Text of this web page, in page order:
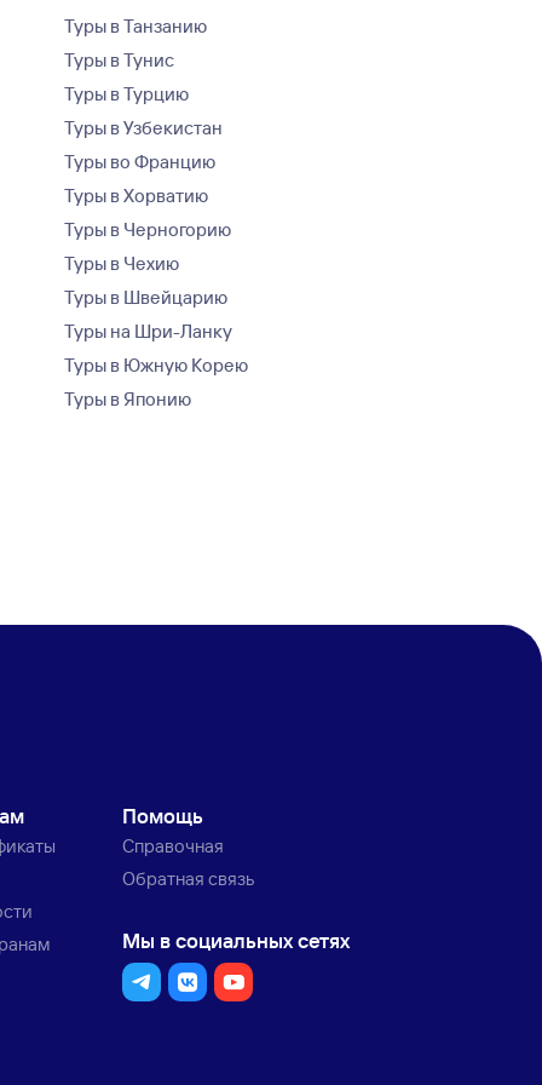
Туры в Танзанию
Туры в Тунис
Туры в Турцию
Туры в Узбекистан
Туры во Францию
Туры в Хорватию
Туры в Черногорию
Туры в Чехию
Туры в Швейцарию
Туры на Шри-Ланку
Туры в Южную Корею
Туры в Японию
Помощь
Справочная
Обратная связь
Мы в социальных сетях